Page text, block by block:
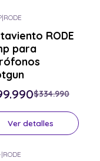
por el tuyo
|RODE
RODE
para
$334.990
Ver detalles
|RODE